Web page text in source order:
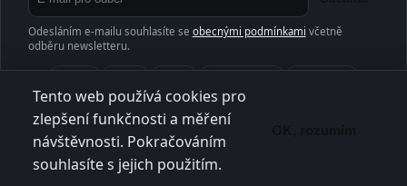
Odesláním e-mailu souhlasíte se obecnými podmínkami včetně
odběru newsletteru.
Medicína
Ekologie Historie
O projektu Kontakt Články
Obecné podmínky
Ochrana soukromí
Tento web používá cookies pro
zlepšení funkčnosti a měření
návštěvnosti. Pokračováním
souhlasíte s jejich použitím.